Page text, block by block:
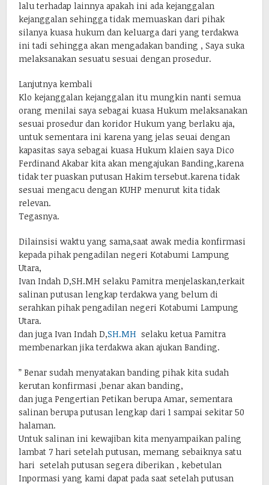
lalu terhadap lainnya apakah ini ada kejanggalan
kejanggalan sehingga tidak memuaskan dari pihak
silanya kuasa hukum dan keluarga dari yang terdakwa
ini tadi sehingga akan mengadakan banding , Saya suka
melaksanakan sesuatu sesuai dengan prosedur.
Lanjutnya kembali
Klo kejanggalan kejanggalan itu mungkin nanti semua
orang menilai saya sebagai kuasa Hukum melaksanakan
sesuai prosedur dan koridor Hukum yang berlaku aja,
untuk sementara ini karena yang jelas seuai dengan
kapasitas saya sebagai kuasa Hukum klaien saya Dico
Ferdinand Akabar kita akan mengajukan Banding,karena
tidak ter puaskan putusan Hakim tersebut.karena tidak
sesuai mengacu dengan KUHP menurut kita tidak
relevan.
Tegasnya.
Dilainsisi waktu yang sama,saat awak media konfirmasi
kepada pihak pengadilan negeri Kotabumi Lampung
Utara,
Ivan Indah D,SH.MH selaku Pamitra menjelaskan,terkait
salinan putusan lengkap terdakwa yang belum di
serahkan pihak pengadilan negeri Kotabumi Lampung
Utara.
dan juga Ivan Indah D,SH.MH selaku ketua Pamitra
membenarkan jika terdakwa akan ajukan Banding.
” Benar sudah menyatakan banding pihak kita sudah
kerutan konfirmasi ,benar akan banding,
dan juga Pengertian Petikan berupa Amar, sementara
salinan berupa putusan lengkap dari 1 sampai sekitar 50
halaman.
Untuk salinan ini kewajiban kita menyampaikan paling
lambat 7 hari setelah putusan, memang sebaiknya satu
hari setelah putusan segera diberikan , kebetulan
Inpormasi yang kami dapat pada saat setelah putusan